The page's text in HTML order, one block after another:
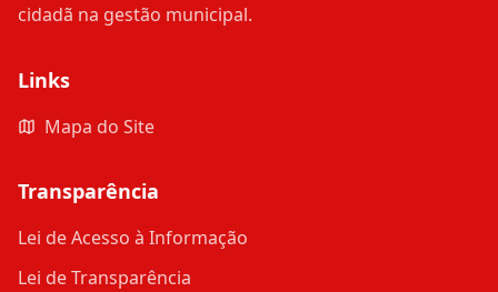
cidadã na gestão municipal.
Links
Mapa do Site
Transparência
Lei de Acesso à Informação
Lei de Transparência